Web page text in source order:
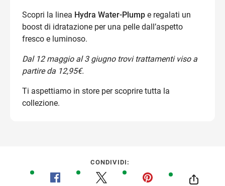
Scopri la linea Hydra Water-Plump e regalati un
boost di idratazione per una pelle dall’aspetto
fresco e luminoso.
Dal 12 maggio al 3 giugno trovi trattamenti viso a
partire da 12,95€.
Ti aspettiamo in store per scoprire tutta la
collezione.
CONDIVIDI: